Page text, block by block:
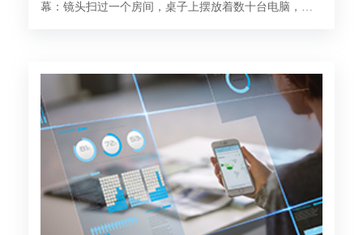
幕：镜头扫过一个房间，桌子上摆放着数十台电脑，屏